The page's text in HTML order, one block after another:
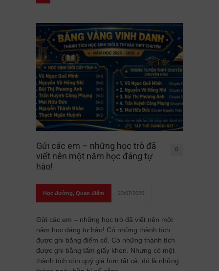
Gửi các em – những học trò đã
viết nên một năm học đáng tự
hào!
0
Học đường, Quan điểm 23/07/2026
Gửi các em – những học trò đã viết nên một
năm học đáng tự hào! Có những thành tích
được ghi bằng điểm số. Có những thành tích
được ghi bằng tấm giấy khen. Nhưng có một
thành tích còn quý giá hơn tất cả, đó là những